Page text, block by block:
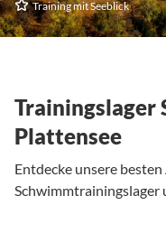
Training mit Seeblick
Trainingslager
Plattensee
Entdecke unsere
Schwimmtrainingslager